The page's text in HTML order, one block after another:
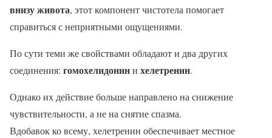
внизу живота, этот компонент чистотела помогает
справиться с неприятными ощущениями.
По сути теми же свойствами обладают и два других
соединения: гомохелидонини хелетренин.
Однако их действие больше направлено на снижение
чувствительности, а не на снятие спазма.
Вдобавок ко всему, хелетренин обеспечивает местное